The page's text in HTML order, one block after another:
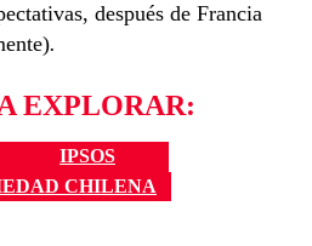
después de Francia
.
EXPLORAR:
IPSOS
CHILENA